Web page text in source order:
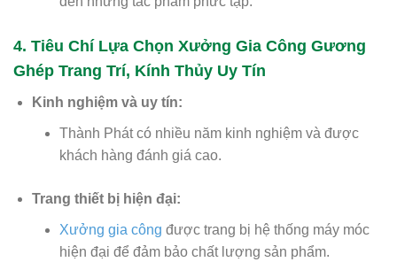
4. Tiêu Chí Lựa Chọn Xưởng Gia Công Gương
Ghép Trang Trí, Kính Thủy Uy Tín
Kinh nghiệm và uy tín:
Thành Phát có nhiều năm kinh nghiệm và được
khách hàng đánh giá cao.
Trang thiết bị hiện đại:
Xưởng gia công được trang bị hệ thống máy móc
hiện đại để đảm bảo chất lượng sản phẩm.